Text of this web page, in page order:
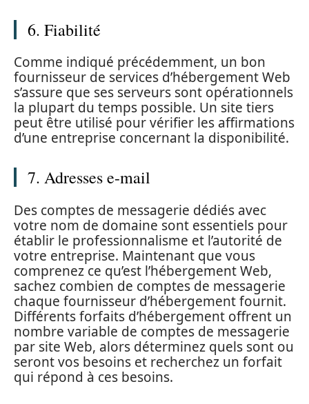
6. Fiabilité
Comme indiqué précédemment, un bon
fournisseur de services d’hébergement Web
s’assure que ses serveurs sont opérationnels
la plupart du temps possible. Un site tiers
peut être utilisé pour vérifier les affirmations
d’une entreprise concernant la disponibilité.
7. Adresses e-mail
Des comptes de messagerie dédiés avec
votre nom de domaine sont essentiels pour
établir le professionnalisme et l’autorité de
votre entreprise. Maintenant que vous
comprenez ce qu’est l’hébergement Web,
sachez combien de comptes de messagerie
chaque fournisseur d’hébergement fournit.
Différents forfaits d’hébergement offrent un
nombre variable de comptes de messagerie
par site Web, alors déterminez quels sont ou
seront vos besoins et recherchez un forfait
qui répond à ces besoins.